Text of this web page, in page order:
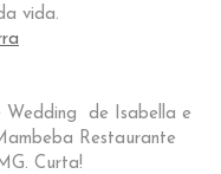
vida.
Wedding de Isabella e
Restaurante
Curta!